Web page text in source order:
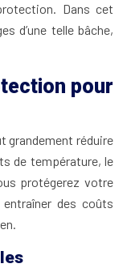
Dans cet
d’une telle bâche,
pour
grandement réduire
de température, le
protégerez votre
des coûts